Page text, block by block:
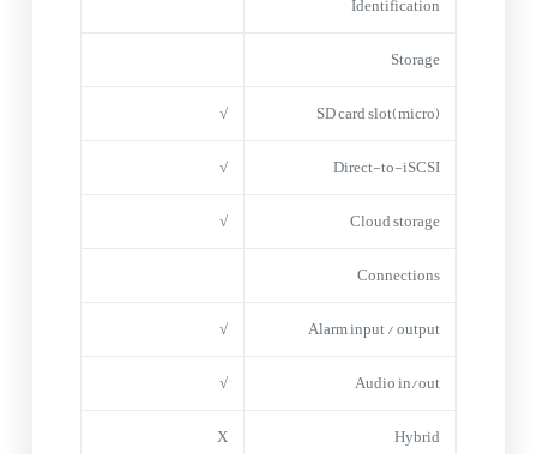
Storage
(micro)SD card slot
√
Direct-to-iSCSI
√
Cloud storage
√
Connections
Alarm input / output
√
Audio in/out
√
Hybrid
X